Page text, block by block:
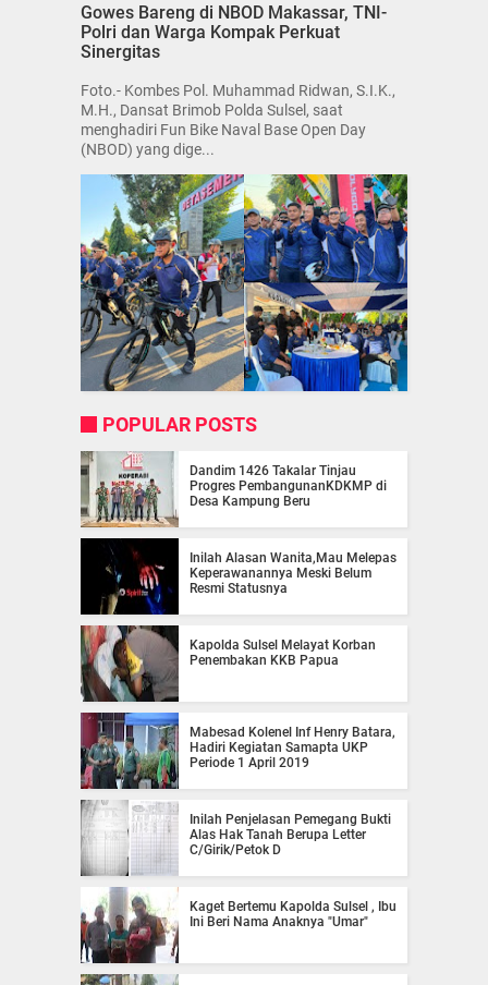
Gowes Bareng di NBOD Makassar, TNI-
Polri dan Warga Kompak Perkuat
Sinergitas
Foto.- Kombes Pol. Muhammad Ridwan, S.I.K.,
M.H., Dansat Brimob Polda Sulsel, saat
menghadiri Fun Bike Naval Base Open Day
(NBOD) yang dige...
POPULAR POSTS
Dandim 1426 Takalar Tinjau
Progres PembangunanKDKMP di
Desa Kampung Beru
Inilah Alasan Wanita,Mau Melepas
Keperawanannya Meski Belum
Resmi Statusnya
Kapolda Sulsel Melayat Korban
Penembakan KKB Papua
Mabesad Kolenel Inf Henry Batara,
Hadiri Kegiatan Samapta UKP
Periode 1 April 2019
Inilah Penjelasan Pemegang Bukti
Alas Hak Tanah Berupa Letter
C/Girik/Petok D
Kaget Bertemu Kapolda Sulsel , Ibu
Ini Beri Nama Anaknya "Umar"